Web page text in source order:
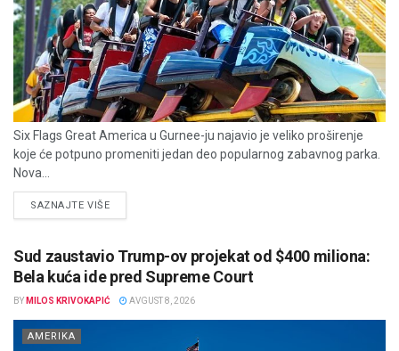
Six Flags Great America u Gurnee-ju najavio je veliko proširenje
koje će potpuno promeniti jedan deo popularnog zabavnog parka.
Nova...
SAZNAJTE VIŠEDETAILS
Sud zaustavio Trump-ov projekat od $400 miliona:
Bela kuća ide pred Supreme Court
BY MILOS KRIVOKAPIĆ AVGUST 8, 2026
AMERIKA